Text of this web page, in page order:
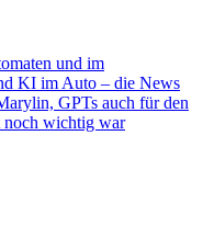
und im
KI im Auto – die News
GPTs auch für den
noch wichtig war
Media und